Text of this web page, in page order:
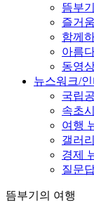
뜸부
즐거
함께
아름
동영
뉴스워크/
국립
속초
여행
갤러
경제
질문
뜸부기의 여행